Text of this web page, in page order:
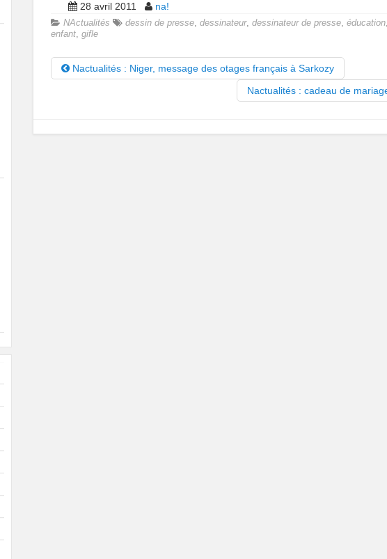
28 avril 2011 na!
NActualités dessin de presse, dessinateur, dessinateur de presse, éducation
enfant, gifle
Nactualités : Niger, message des otages français à Sarkozy
Nactualités : cadeau de